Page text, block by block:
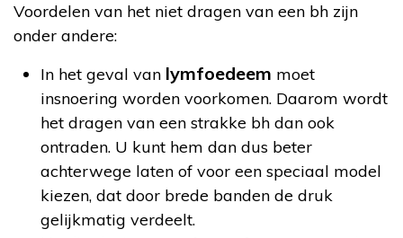
Voordelen van het niet dragen van een bh zijn
onder andere:
In het geval van lymfoedeem moet
insnoering worden voorkomen. Daarom wordt
het dragen van een strakke bh dan ook
ontraden. U kunt hem dan dus beter
achterwege laten of voor een speciaal model
kiezen, dat door brede banden de druk
gelijkmatig verdeelt.